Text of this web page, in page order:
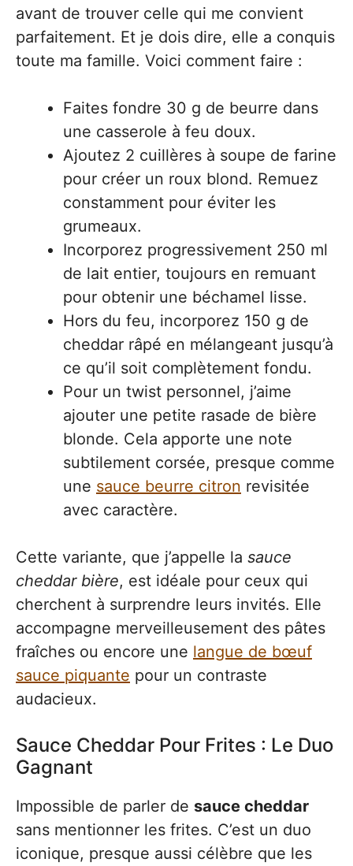
avant de trouver celle qui me convient
parfaitement. Et je dois dire, elle a conquis
toute ma famille. Voici comment faire :
Faites fondre 30 g de beurre dans
une casserole à feu doux.
Ajoutez 2 cuillères à soupe de farine
pour créer un roux blond. Remuez
constamment pour éviter les
grumeaux.
Incorporez progressivement 250 ml
de lait entier, toujours en remuant
pour obtenir une béchamel lisse.
Hors du feu, incorporez 150 g de
cheddar râpé en mélangeant jusqu’à
ce qu’il soit complètement fondu.
Pour un twist personnel, j’aime
ajouter une petite rasade de bière
blonde. Cela apporte une note
subtilement corsée, presque comme
une sauce beurre citron revisitée
avec caractère.
Cette variante, que j’appelle la sauce
cheddar bière, est idéale pour ceux qui
cherchent à surprendre leurs invités. Elle
accompagne merveilleusement des pâtes
fraîches ou encore une langue de bœuf
sauce piquante pour un contraste
audacieux.
Sauce Cheddar Pour Frites : Le Duo
Gagnant
Impossible de parler de sauce cheddar
sans mentionner les frites. C’est un duo
iconique, presque aussi célèbre que les